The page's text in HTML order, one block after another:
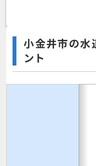
小金井市の水
ント